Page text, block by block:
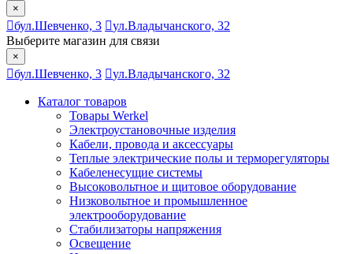
×
бул.Шевченко, 3
ул.Владычанского, 32
Выберите магазин для связи
×
бул.Шевченко, 3 ул.Владычанского, 32
Каталог товаров
Товары Werkel
Электроустановочные изделия
Кабели, провода и аксессуары
Теплые электрические полы и терморегуляторы
Кабеленесущие системы
Высоковольтное и щитовое оборудование
Низковольтное и промышленное
электрооборудование
Стабилизаторы напряжения
Освещение